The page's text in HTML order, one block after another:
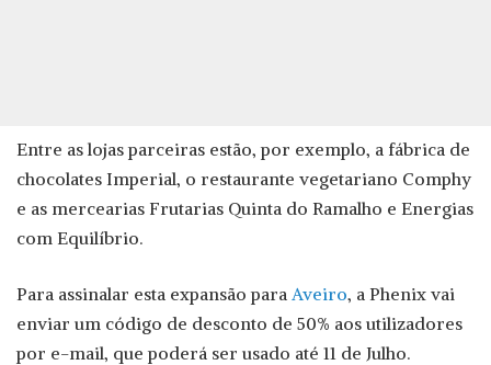
Entre as lojas parceiras estão, por exemplo, a fábrica de
chocolates Imperial, o restaurante vegetariano Comphy
e as mercearias Frutarias Quinta do Ramalho e Energias
com Equilíbrio.
Para assinalar esta expansão para Aveiro, a Phenix vai
enviar um código de desconto de 50% aos utilizadores
por e-mail, que poderá ser usado até 11 de Julho.